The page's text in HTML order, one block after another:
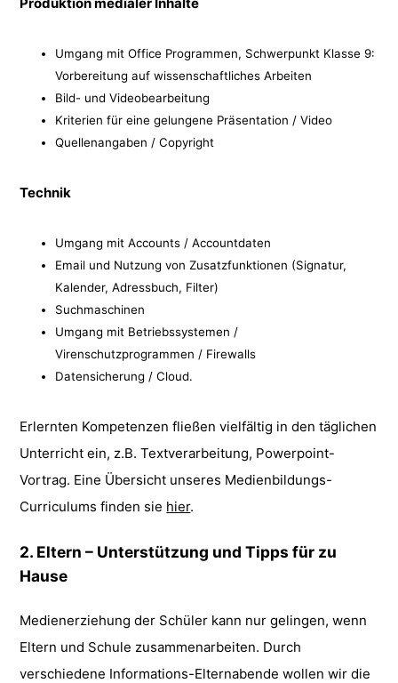
Umgang mit Office Programmen, Schwerpunkt Klasse 9:
Vorbereitung auf wissenschaftliches Arbeiten
Bild- und Videobearbeitung
Kriterien für eine gelungene Präsentation / Video
Quellenangaben / Copyright
Technik
Umgang mit Accounts / Accountdaten
Email und Nutzung von Zusatzfunktionen (Signatur,
Kalender, Adressbuch, Filter)
Suchmaschinen
Umgang mit Betriebssystemen /
Virenschutzprogrammen / Firewalls
Datensicherung / Cloud.
Erlernten Kompetenzen fließen vielfältig in den täglichen
Unterricht ein, z.B. Textverarbeitung, Powerpoint-
Vortrag. Eine Übersicht unseres Medienbildungs-
Curriculums finden sie hier.
2. Eltern – Unterstützung und Tipps für zu
Hause
Medienerziehung der Schüler kann nur gelingen, wenn
Eltern und Schule zusammenarbeiten. Durch
verschiedene Informations-Elternabende wollen wir die